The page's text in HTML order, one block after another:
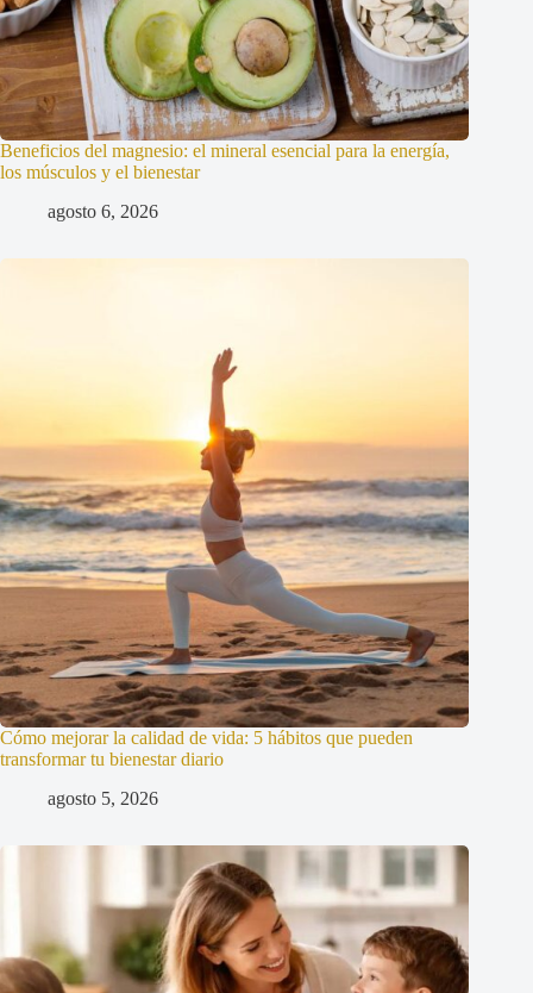
Beneficios del magnesio: el mineral esencial para la energía,
los músculos y el bienestar
agosto 6, 2026
Cómo mejorar la calidad de vida: 5 hábitos que pueden
transformar tu bienestar diario
agosto 5, 2026